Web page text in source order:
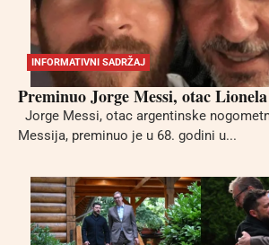
INFORMATIVNI SADRŽAJ
Preminuo Jorge Messi, otac
Jorge Messi, otac argentinske
Messija, preminuo je u 68. godini u...